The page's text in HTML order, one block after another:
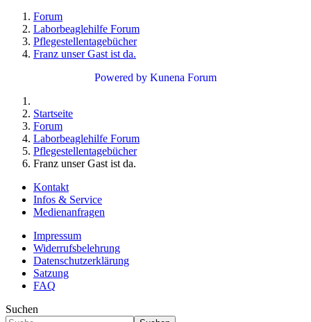
Forum
Laborbeaglehilfe Forum
Pflegestellentagebücher
Franz unser Gast ist da.
Powered by Kunena Forum
Startseite
Forum
Laborbeaglehilfe Forum
Pflegestellentagebücher
Franz unser Gast ist da.
Kontakt
Infos & Service
Medienanfragen
Impressum
Widerrufsbelehrung
Datenschutzerklärung
Satzung
FAQ
Suchen